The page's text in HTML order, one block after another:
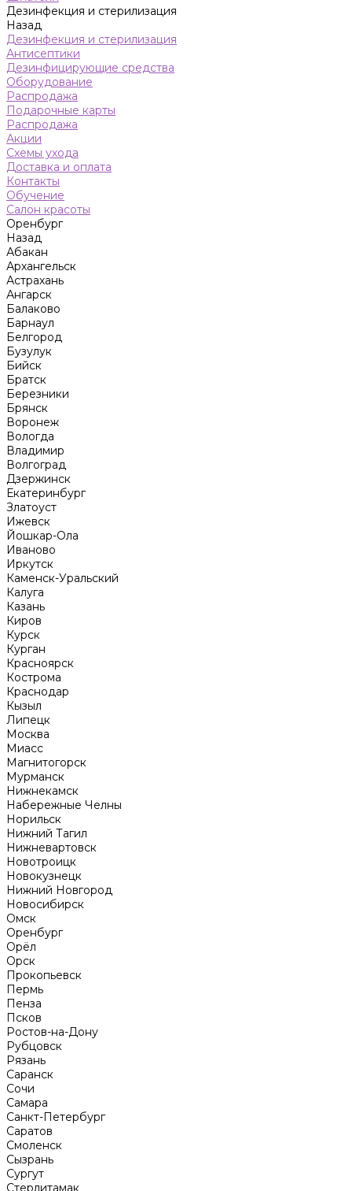
Дезинфекция и стерилизация
Назад
Дезинфекция и стерилизация
Антисептики
Дезинфицирующие средства
Оборудование
Распродажа
Подарочные карты
Распродажа
Акции
Схемы ухода
Доставка и оплата
Контакты
Обучение
Салон красоты
Оренбург
Назад
Абакан
Архангельск
Астрахань
Ангарск
Балаково
Барнаул
Белгород
Бузулук
Бийск
Братск
Березники
Брянск
Воронеж
Вологда
Владимир
Волгоград
Дзержинск
Екатеринбург
Златоуст
Ижевск
Йошкар-Ола
Иваново
Иркутск
Каменск-Уральский
Калуга
Казань
Киров
Курск
Курган
Красноярск
Кострома
Краснодар
Кызыл
Липецк
Москва
Миасс
Магнитогорск
Мурманск
Нижнекамск
Набережные Челны
Норильск
Нижний Тагил
Нижневартовск
Новотроицк
Новокузнецк
Нижний Новгород
Новосибирск
Омск
Оренбург
Орёл
Орск
Прокопьевск
Пермь
Пенза
Псков
Ростов-на-Дону
Рубцовск
Рязань
Саранск
Сочи
Самара
Санкт-Петербург
Саратов
Смоленск
Сызрань
Сургут
Стерлитамак